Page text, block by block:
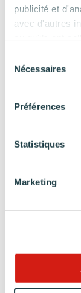
publicité et
avec d'autres
Nécessaires
Préférences
Statistiques
Marketing
Donnez
votre
maintenant
Nous
moments